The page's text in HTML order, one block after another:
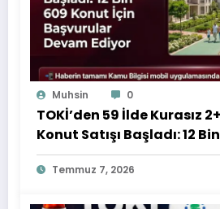
Muhsin 0
TOKİ’den 59 İlde Kurasız
Konut Satışı Başladı: 12
İçin Başvurular Devam
Temmuz 7, 2026